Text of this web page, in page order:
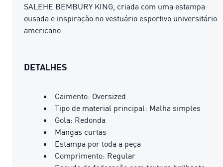
SALEHE BEMBURY KING, criada com uma estampa
ousada e inspiração no vestuário esportivo universitário
americano.
DETALHES
Caimento: Oversized
Tipo de material principal: Malha simples
Gola: Redonda
Mangas curtas
Estampa por toda a peça
Comprimento: Regular